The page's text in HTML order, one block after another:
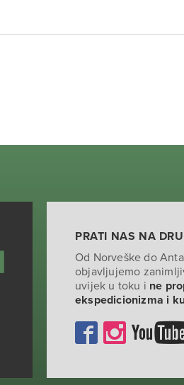
PRATI NAS NA
Od Norveške do
objavljujemo
uvijek u toku i ne
ekspedicionizma i